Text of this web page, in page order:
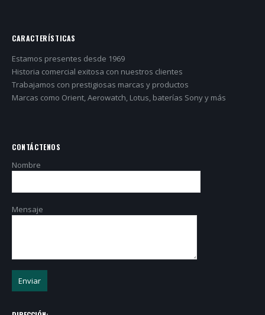
CARACTERÍSTICAS
Estamos presentes desde 1969
Historia comercial exitosa con nuestros clientes
Trabajamos con prestigiosas marcas y productos
Marcas como Orient, Aerowatch, Lotus, baterías Sony y más
CONTÁCTENOS
Nombre
Mensaje